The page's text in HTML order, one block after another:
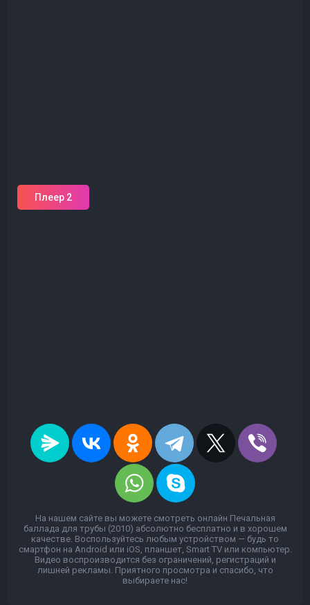
Плеер 2
На нашем сайте вы можете смотреть онлайн Печальная
баллада для трубы (2010) абсолютно бесплатно и в хорошем
качестве. Воспользуйтесь любым устройством — будь то
смартфон на Android или iOS, планшет, Smart TV или компьютер.
Видео воспроизводится без ограничений, регистраций и
лишней рекламы. Приятного просмотра и спасибо, что
выбираете нас!